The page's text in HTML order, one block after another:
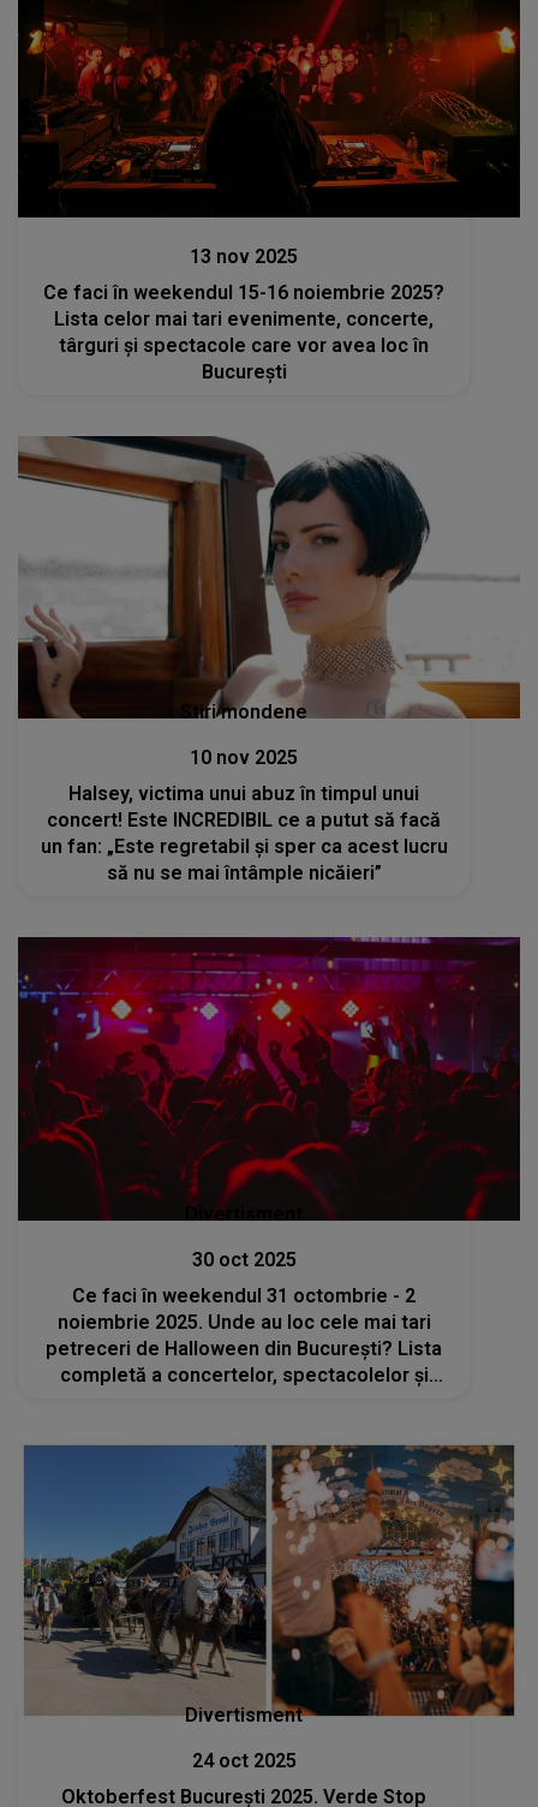
13 nov 2025
Ce faci în weekendul 15-16 noiembrie 2025?
Lista celor mai tari evenimente, concerte,
târguri și spectacole care vor avea loc în
București
Stiri mondene
10 nov 2025
Halsey, victima unui abuz în timpul unui
concert! Este INCREDIBIL ce a putut să facă
un fan: „Este regretabil și sper ca acest lucru
să nu se mai întâmple nicăieri”
Divertisment
30 oct 2025
Ce faci în weekendul 31 octombrie - 2
noiembrie 2025. Unde au loc cele mai tari
petreceri de Halloween din București? Lista
completă a concertelor, spectacolelor și
Divertisment
24 oct 2025
Oktoberfest București 2025. Verde Stop